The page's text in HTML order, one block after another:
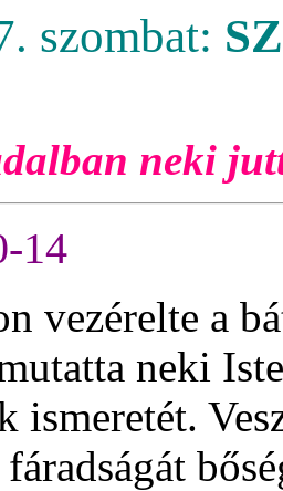
szombat:
neki
14
vezérelte a
neki
ismeretét.
fáradságát